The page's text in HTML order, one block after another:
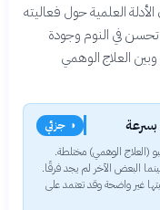
العلمية حول فعاليته
في النوم وجودة
العلاج الوهمي
بسرعة
◑ جزئي
(العلاج الوهمي) مختلطة.
البعض الآخر لم يجد فرقًا.
لعام 2022 إلى أن فعاليتها غير واضحة وقد تعتمد على